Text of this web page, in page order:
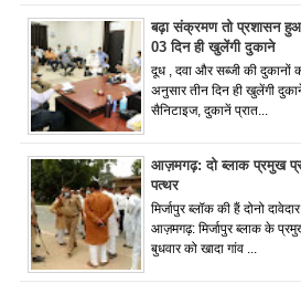
बढ़ा संक्रमण तो प्रशासन
03 दिन ही खुलेंगी दुकाने
दूध , दवा और सब्जी की दुकानों
अनुसार तीन दिन ही खुलेंगी दुकाने
सैनिटाइज, दुकानें प्रात...
आज़मगढ़: दो ब्लाक प्रमुख
पत्थर
मिर्जापुर ब्लॉक की हैं दोनो
आज़मगढ़: मिर्जापुर ब्लाक के
बुधवार को खादा गांव ...